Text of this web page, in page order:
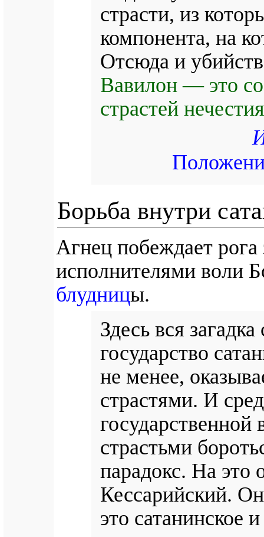
страсти, из
компонента, на
Отсюда и
Вавилон — это
страстей
Борьба внутри
Агнец побеждает
исполнителями воли
блудницы.
Здесь вся
государство
не менее,
страстями. И
государственной
страстьми
парадокс. На
Кессарийский.
это сатанинское